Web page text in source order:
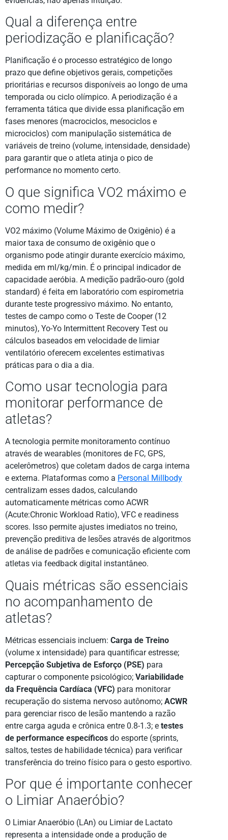
Qual a diferença entre
periodização e planificação?
Planificação é o processo estratégico de longo
prazo que define objetivos gerais, competições
prioritárias e recursos disponíveis ao longo de uma
temporada ou ciclo olímpico. A periodização é a
ferramenta tática que divide essa planificação em
fases menores (macrociclos, mesociclos e
microciclos) com manipulação sistemática de
variáveis de treino (volume, intensidade, densidade)
para garantir que o atleta atinja o pico de
performance no momento certo.
O que significa VO2 máximo e
como medir?
VO2 máximo (Volume Máximo de Oxigênio) é a
maior taxa de consumo de oxigênio que o
organismo pode atingir durante exercício máximo,
medida em ml/kg/min. É o principal indicador de
capacidade aeróbia. A medição padrão-ouro (gold
standard) é feita em laboratório com espirometria
durante teste progressivo máximo. No entanto,
testes de campo como o Teste de Cooper (12
minutos), Yo-Yo Intermittent Recovery Test ou
cálculos baseados em velocidade de limiar
ventilatório oferecem excelentes estimativas
práticas para o dia a dia.
Como usar tecnologia para
monitorar performance de
atletas?
A tecnologia permite monitoramento contínuo
através de wearables (monitores de FC, GPS,
acelerômetros) que coletam dados de carga interna
e externa. Plataformas como a Personal Millbody
centralizam esses dados, calculando
automaticamente métricas como ACWR
(Acute:Chronic Workload Ratio), VFC e readiness
scores. Isso permite ajustes imediatos no treino,
prevenção preditiva de lesões através de algoritmos
de análise de padrões e comunicação eficiente com
atletas via feedback digital instantâneo.
Quais métricas são essenciais
no acompanhamento de
atletas?
Métricas essenciais incluem: Carga de Treino
(volume x intensidade) para quantificar estresse;
Percepção Subjetiva de Esforço (PSE) para
capturar o componente psicológico; Variabilidade
da Frequência Cardíaca (VFC) para monitorar
recuperação do sistema nervoso autônomo; ACWR
para gerenciar risco de lesão mantendo a razão
entre carga aguda e crônica entre 0.8-1.3; e testes
de performance específicos do esporte (sprints,
saltos, testes de habilidade técnica) para verificar
transferência do treino físico para o gesto esportivo.
Por que é importante conhecer
o Limiar Anaeróbio?
O Limiar Anaeróbio (LAn) ou Limiar de Lactato
representa a intensidade onde a produção de